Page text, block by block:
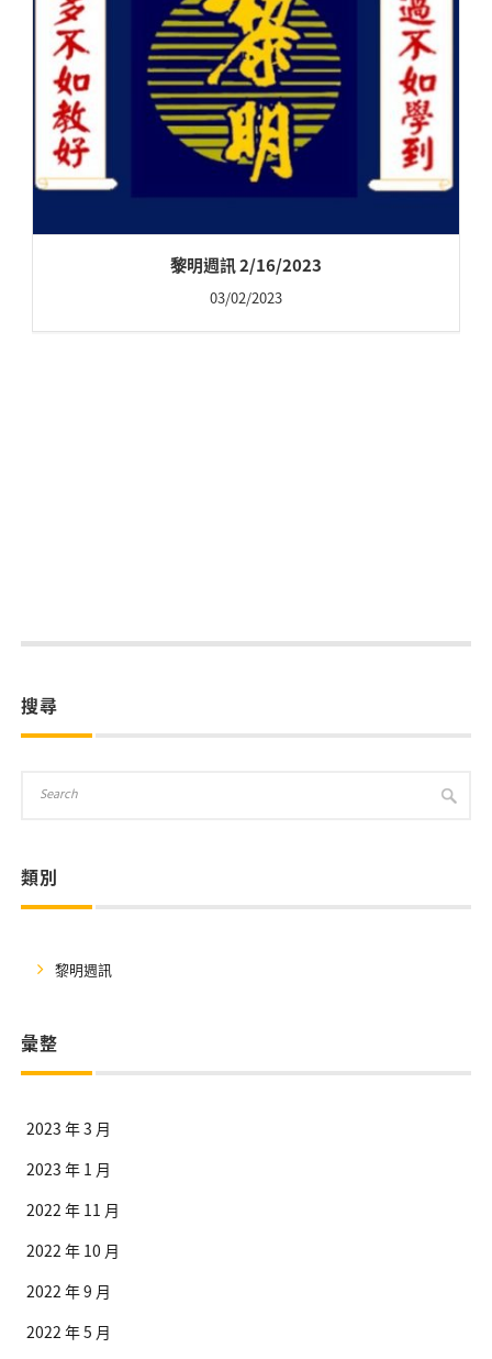
黎明週訊 2/16/2023
03/02/2023
搜尋
類別
黎明週訊
彙整
2023 年 3 月
2023 年 1 月
2022 年 11 月
2022 年 10 月
2022 年 9 月
2022 年 5 月